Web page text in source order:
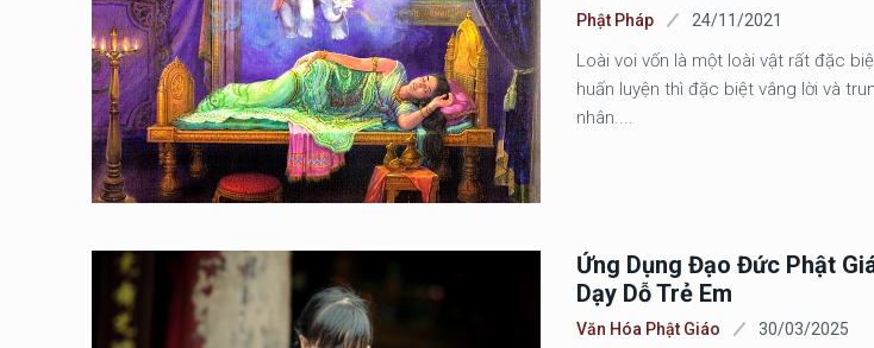
Phật Pháp 24/11/2021
Loài voi vốn là một loài vật rất đặc
huấn luyện thì đặc biệt vâng lời và
nhân....
Ứng Dụng Đạo Đức Phật
Dạy Dỗ Trẻ Em
Văn Hóa Phật Giáo 30/03/2025